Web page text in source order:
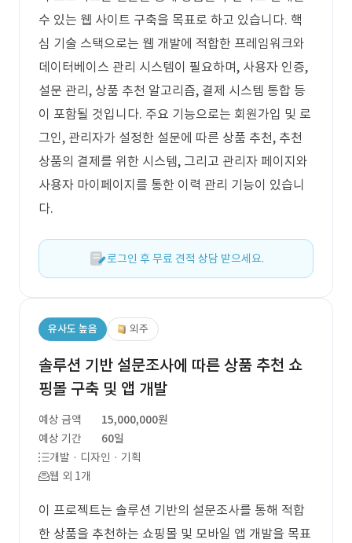
수 있는 웹 사이트 구축을 목표로 하고 있습니다. 핵
심 기술 스택으로는 웹 개발에 적합한 프레임워크와
데이터베이스 관리 시스템이 필요하며, 사용자 인증,
설문 관리, 상품 추천 알고리즘, 결제 시스템 통합 등
이 포함될 것입니다. 주요 기능으로는 회원가입 및 로
그인, 관리자가 설정한 설문에 따른 상품 추천, 추천
상품의 결제를 위한 시스템, 그리고 관리자 페이지와
사용자 마이페이지를 통한 이력 관리 기능이 있습니
다.
로그인 후 무료 견적 상담 받으세요.
유사도 높음 외주
솔루션 기반 설문조사에 따른 상품 추천 쇼
핑몰 구축 및 앱 개발
예상 금액
15,000,000원
예상 기간
60일
개발 · 디자인 · 기획
웹 외 1개
이 프로젝트는 솔루션 기반의 설문조사를 통해 적합
한 상품을 추천하는 쇼핑몰 및 모바일 앱 개발을 목표